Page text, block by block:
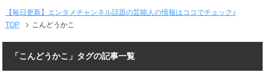
【毎日更新】エンタメチャンネル話題の芸能人の情報はココでチェック♪
TOP
こんどうかこ
「こんどうかこ」タグの記事一覧